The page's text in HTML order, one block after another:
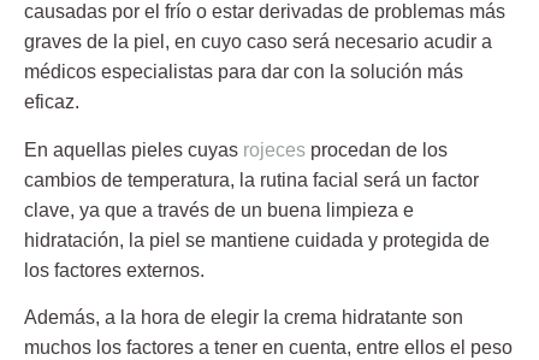
causadas por el frío o estar derivadas de problemas más
graves de la piel, en cuyo caso será necesario acudir a
médicos especialistas para dar con la solución más
eficaz.
En aquellas pieles cuyas rojeces procedan de los
cambios de temperatura, la rutina facial será un factor
clave, ya que a través de un buena limpieza e
hidratación, la piel se mantiene cuidada y protegida de
los factores externos.
Además, a la hora de elegir la crema hidratante son
muchos los factores a tener en cuenta, entre ellos el peso